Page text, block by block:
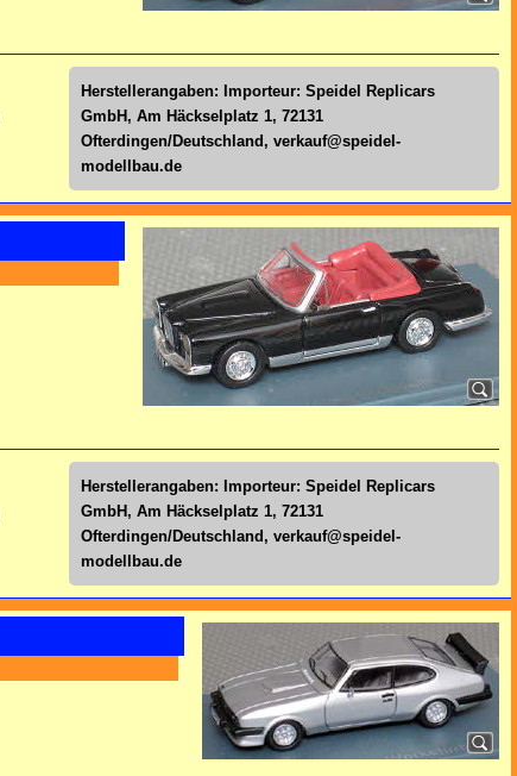
Herstellerangaben: Importeur: Speidel Replicars
GmbH, Am Häckselplatz 1, 72131
Ofterdingen/Deutschland, verkauf@speidel-
modellbau.de
Herstellerangaben: Importeur: Speidel Replicars
GmbH, Am Häckselplatz 1, 72131
Ofterdingen/Deutschland, verkauf@speidel-
modellbau.de